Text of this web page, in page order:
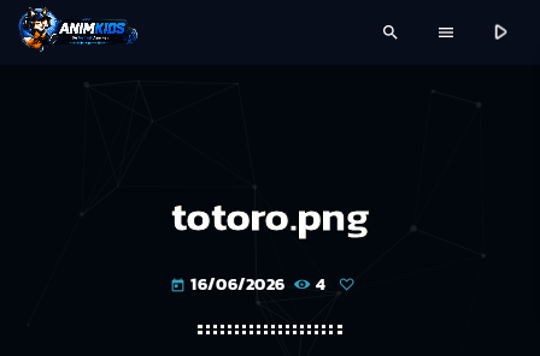
search menu play_arrow
totoro.png
today 16/06/2026 4